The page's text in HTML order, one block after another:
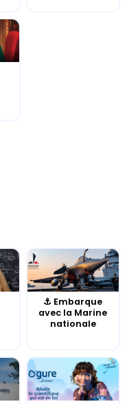
⚓️ Embarque
avec la Marine
nationale